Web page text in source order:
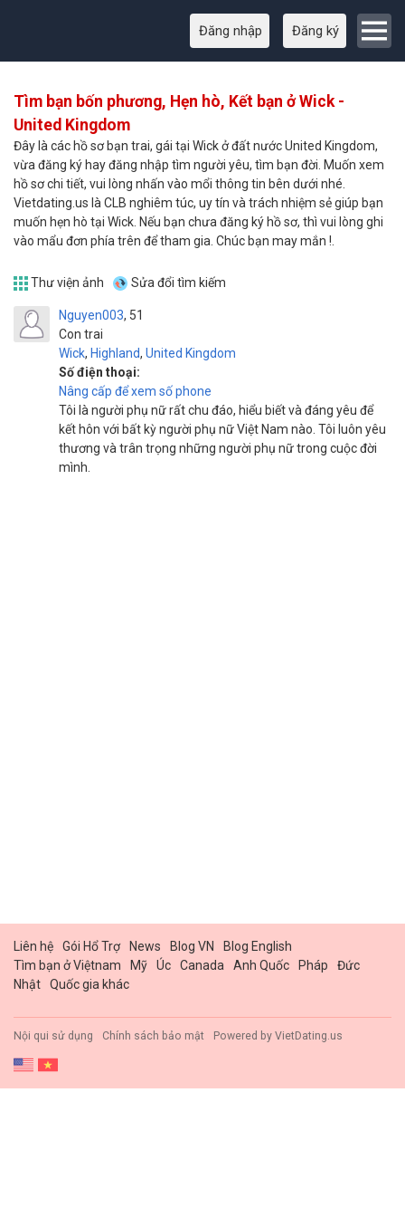
Đăng nhập Đăng ký
Tìm bạn bốn phương, Hẹn hò, Kết bạn ở Wick -
United Kingdom
Đây là các hồ sơ bạn trai, gái tại Wick ở đất nước United Kingdom,
vừa đăng ký hay đăng nhập tìm người yêu, tìm bạn đời. Muốn xem
hồ sơ chi tiết, vui lòng nhấn vào mổi thông tin bên dưới nhé.
Vietdating.us là CLB nghiêm túc, uy tín và trách nhiệm sẻ giúp bạn
muốn hẹn hò tại Wick. Nếu bạn chưa đăng ký hồ sơ, thì vui lòng ghi
vào mẩu đơn phía trên để tham gia. Chúc bạn may mắn !.
Thư viện ảnh Sửa đổi tìm kiếm
Nguyen003
Con trai
51
Wick, Highland, United Kingdom
Số điện thoại:
Nâng cấp để xem số phone
Tôi là người phụ nữ rất chu đáo, hiểu biết và đáng yêu để
kết hôn với bất kỳ người phụ nữ Việt Nam nào. Tôi luôn yêu
thương và trân trọng những người phụ nữ trong cuộc đời
mình.
Liên hệ Gói Hổ Trợ News Blog VN
Blog English
Tìm bạn ở Việtnam
Mỹ Úc Canada Anh Quốc Pháp
Đức
Nhật
Quốc gia khác
Nội qui sử dụng Chính sách bảo mật Powered by VietDating.us